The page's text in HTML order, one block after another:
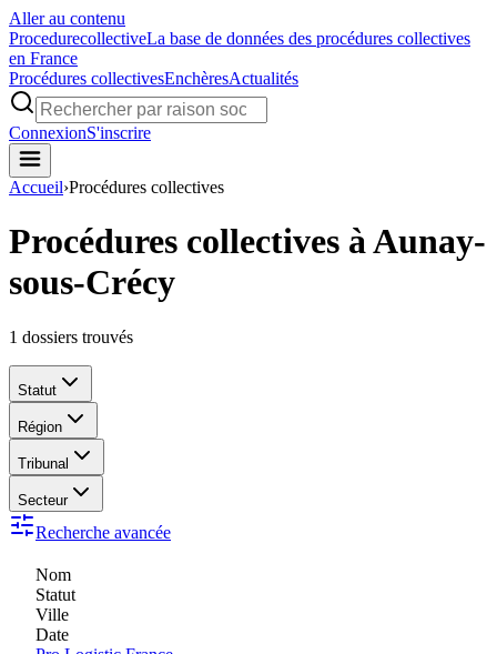
Aller au contenu
ProcedurecollectiveLa base de données des procédures collectives
en France
Procédures collectivesEnchèresActualités
ConnexionS'inscrire
Accueil›Procédures collectives
Procédures collectives à Aunay-
sous-Crécy
1 dossiers trouvés
Statut
Région
Tribunal
Secteur
Recherche avancée
Nom
Statut
Ville
Date